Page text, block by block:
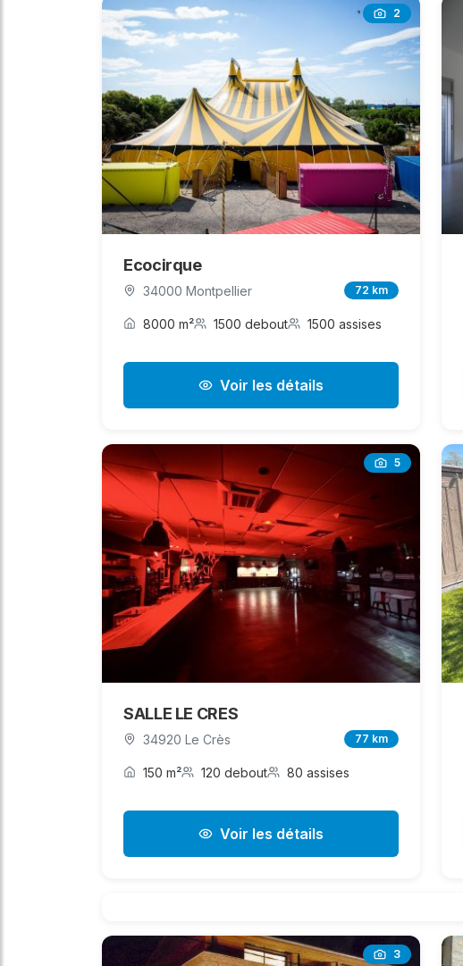
2
Ecocirque
34000 Montpellier 72 km
8000 m² 1500 debout 1500 assises
Voir les détails
5
SALLE LE CRES
34920 Le Crès 77 km
150 m² 120 debout 80 assises
Voir les détails
3